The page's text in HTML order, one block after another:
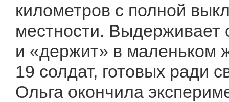
километров с полной
местности. Выдерживает
и «держит» в маленьком
19 солдат, готовых ради
Ольга окончила